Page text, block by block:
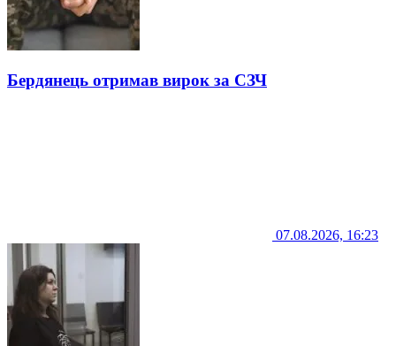
Бердянець отримав вирок за СЗЧ
07.08.2026, 16:23